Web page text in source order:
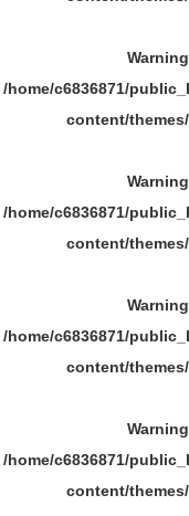
Warning
/home/c6836871/
content/
Warning
/home/c6836871/
content/
Warning
/home/c6836871/
content/
Warning
/home/c6836871/
content/